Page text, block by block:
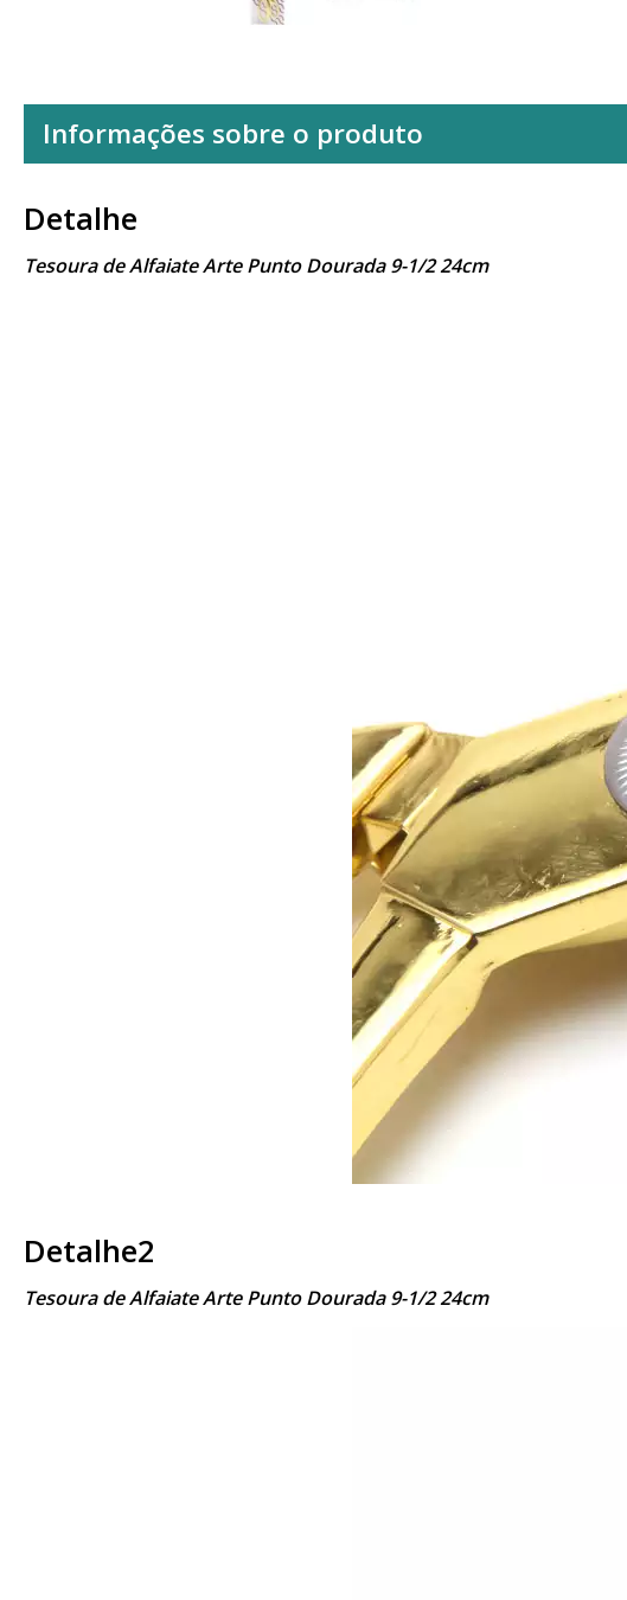
Informações sobre o produto
Detalhe
Tesoura de Alfaiate Arte Punto Dourada 9-1/2 24cm
Detalhe2
Tesoura de Alfaiate Arte Punto Dourada 9-1/2 24cm